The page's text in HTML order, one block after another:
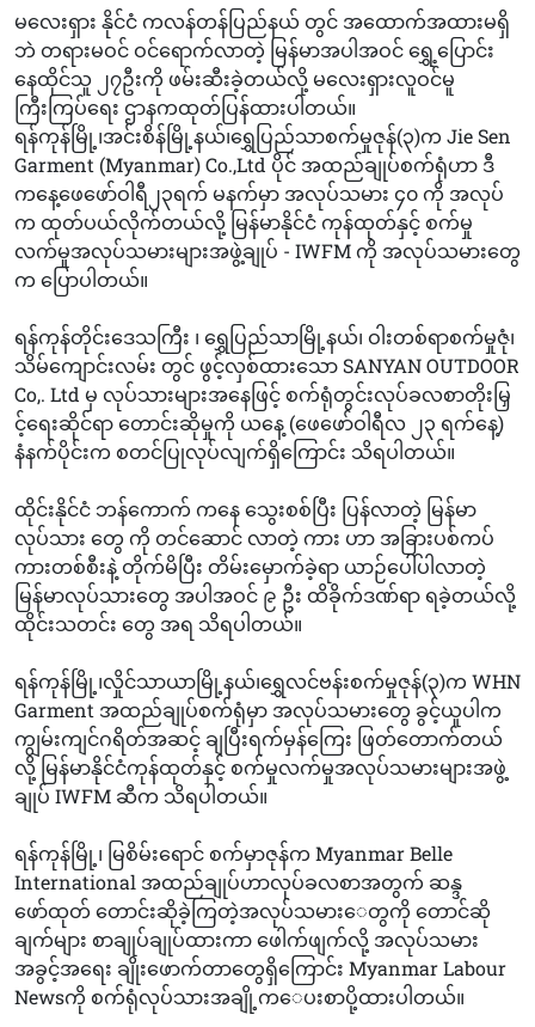
မလေးရှား နိုင်ငံ ကလန်တန်ပြည်နယ် တွင် အထောက်အထားမရှိ
ဘဲ တရားမဝင် ဝင်ရောက်လာတဲ့ မြန်မာအပါအဝင် ရွှေ့ပြောင်း
နေထိုင်သူ ၂၇ဦးကို ဖမ်းဆီးခဲ့တယ်လို့ မလေးရှားလူဝင်မူ
ကြီးကြပ်ရေး ဌာနကထုတ်ပြန်ထားပါတယ်။
ရန်ကုန်မြို့၊အင်းစိန်မြို့နယ်၊ရွှေပြည်သာစက်မှုဇုန်(၃)က Jie Sen
Garment (Myanmar) Co.,Ltd ပိုင် အထည်ချုပ်စက်ရုံဟာ ဒီ
ကနေ့ဖေဖော်ဝါရီ၂၃ရက် မနက်မှာ အလုပ်သမား ၄၀ ကို အလုပ်
က ထုတ်ပယ်လိုက်တယ်လို့ မြန်မာနိုင်ငံ ကုန်ထုတ်နှင့် စက်မှု
လက်မှုအလုပ်သမားများအဖွဲ့ချုပ် - IWFM ကို အလုပ်သမားတွေ
က ပြောပါတယ်။
ရန်ကုန်တိုင်းဒေသကြီး ၊ ရွှေပြည်သာမြို့နယ်၊ ဝါးတစ်ရာစက်မှုဇုံ၊
သိမ်ကျောင်းလမ်း တွင် ဖွင့်လှစ်ထားသော SANYAN OUTDOOR
Co,. Ltd မှ လုပ်သားများအနေဖြင့် စက်ရုံတွင်းလုပ်ခလစာတိုးမြှ
င့်ရေးဆိုင်ရာ တောင်းဆိုမှုကို ယနေ့ (ဖေဖော်ဝါရီလ ၂၃ ရက်နေ့)
နံနက်ပိုင်းက စတင်ပြုလုပ်လျက်ရှိကြောင်း သိရပါတယ်။
ထိုင်းနိုင်ငံ ဘန်ကောက် ကနေ သွေးစစ်ပြီး ပြန်လာတဲ့ မြန်မာ
လုပ်သား တွေ ကို တင်ဆောင် လာတဲ့ ကား ဟာ အခြားပစ်ကပ်
ကားတစ်စီးနဲ့ တိုက်မိပြီး တိမ်းမှောက်ခဲ့ရာ ယာဉ်ပေါ်ပါလာတဲ့
မြန်မာလုပ်သားတွေ အပါအဝင် ၉ ဦး ထိခိုက်ဒဏ်ရာ ရခဲ့တယ်လို့
ထိုင်းသတင်း​ တွေ အရ သိရပါတယ်။
ရန်ကုန်မြို့၊လှိုင်သာယာမြို့နယ်၊ရွှေလင်ဗန်းစက်မှုဇုန်(၃)က WHN
Garment အထည်ချုပ်စက်ရုံမှာ အလုပ်သမားတွေ ခွင့်ယူပါက
ကျွမ်းကျင်ဂရိတ်အဆင့် ချပြီးရက်မှန်ကြေး ဖြတ်တောက်တယ်
လို့ မြန်မာနိုင်ငံကုန်ထုတ်နှင့် စက်မှုလက်မှုအလုပ်သမားများအဖွဲ့
ချုပ် IWFM ဆီက သိရပါတယ်။
ရန်ကုန်မြို့၊ မြစိမ်းရောင် စက်မှာဇုန်က Myanmar Belle
International အထည်ချုပ်ဟာလုပ်ခလစာအတွက် ဆန္ဒ
ဖော်ထုတ် တောင်းဆိုခဲ့ကြတဲ့အလုပ်သမား‌ေတွကို တောင်ဆို
ချက်များ စာချုပ်ချုပ်ထားကာ ဖေါက်ဖျက်လို့ အလုပ်သမား
အခွင့်အရေး ချိုးဖောက်တာတွေရှိကြောင်း Myanmar Labour
Newsကို စက်ရုံလုပ်သားအချို့က‌ေပးစာပို့ထားပါတယ်။